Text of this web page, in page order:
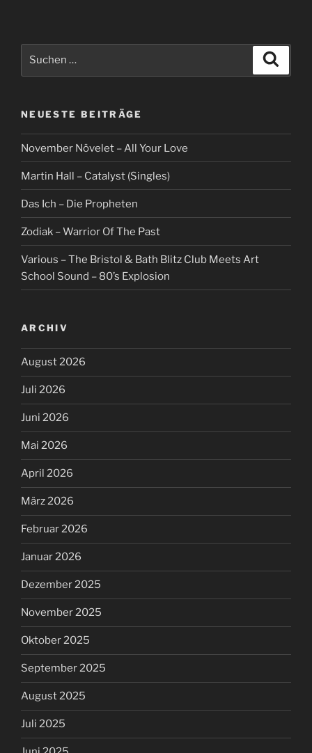
NEUESTE BEITRÄGE
November Növelet – All Your Love
Martin Hall – Catalyst (Singles)
Das Ich – Die Propheten
Zodiak – Warrior Of The Past
Various – The Bristol & Bath Blitz Club Meets Art
School Sound – 80’s Explosion
ARCHIV
August 2026
Juli 2026
Juni 2026
Mai 2026
April 2026
März 2026
Februar 2026
Januar 2026
Dezember 2025
November 2025
Oktober 2025
September 2025
August 2025
Juli 2025